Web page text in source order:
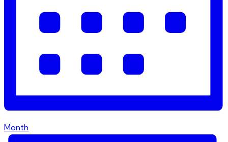
Month